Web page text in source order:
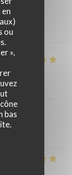
ou
»,
bas
atención
/ Prix